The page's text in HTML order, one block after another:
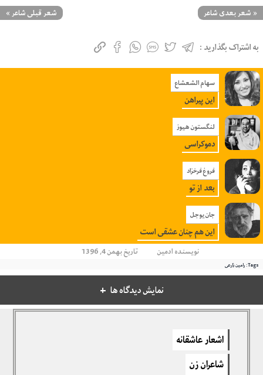
« شعر بعدی شاعر شعر قبلی شاعر»
به اشتراک بگذارید :
سهام الشعشاع
این پیراهن
لنگستون هیوز
دموکراسی
فروغ فرخزاد
بعد از تو
جان یوجل
این هم چنان عشقی است
نویسندهادمین تاریخ بهمن 4, 1396
Tags: رامین زارعی
نمایش دیدگاه ها
دیدگاهتان را بنویسید
برای نوشتن دیدگاه باید
اشعار عاشقانه
شاعران زن